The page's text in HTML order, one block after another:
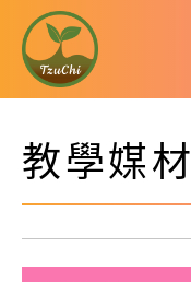
教學媒材